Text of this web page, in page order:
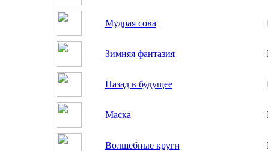
Мудрая сова
Зимняя фантазия
Назад в будущее
Маска
Волшебные круги